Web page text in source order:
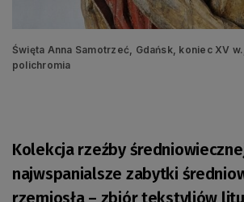
Święta Anna Samotrzeć, Gdańsk, koniec XV
polichromia
Kolekcja rzeźby
najwspanialsze zabytki
rzemiosła – zbiór tekstyliów